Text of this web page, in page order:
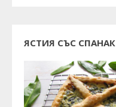
ЯСТИЯ СЪС СПАНАК